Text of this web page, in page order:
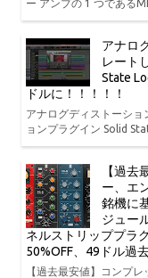
ー アンプの 1 つである
アナロ
レート
State
ドルに！！！！！
アナログディストーシ
ョンプラグイン Solid
【過去
ー、エ
銘機に
ジュー
ネルストリッププラ
50%OFF、49ドル過
【過去最安値】コンプ